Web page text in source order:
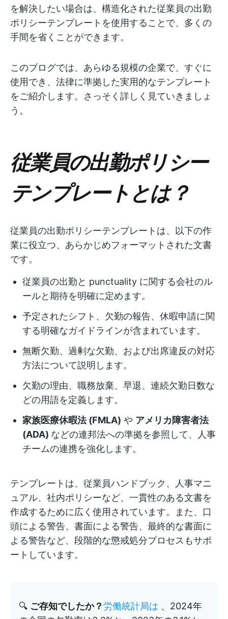
を解決したい場合は、構造化された従業員の出勤
ポリシーテンプレートを使用することで、多くの
手間を省くことができます。
このブログでは、あらゆる規模の企業で、すぐに
使用でき、法律に準拠した実用的なテンプレート
をご紹介します。さっそく詳しく見ていきましょ
う。
従業員の出勤ポリシー
テンプレートとは？
従業員の出勤ポリシーテンプレートは、以下の作
業に役立つ、あらかじめフォーマットされた文書
です。
従業員の出勤と punctuality に関する会社のル
ールと期待を明確に定めます。
予定されたシフト、欠勤の報告、休暇申請に関
する明確なガイドラインが含まれています。
無断欠勤、過剰な欠勤、および出席違反の対応
方法について説明します。
欠勤の理由、職務放棄、早退、連続欠勤日数な
どの用語を定義します。
家族医療休暇法 (FMLA) や アメリカ障害者法
(ADA) などの連邦法への準拠を参照して、人事
チームの連携を強化します。
テンプレートは、従業員ハンドブック、人事マニ
ュアル、社内ポリシーなど、一貫性のある文書を
作成するために広く使用されています。また、口
頭による警告、書面による警告、最終的な書面に
よる警告など、段階的な懲戒処分プロセスもサポ
ートしています。
🔍 ご存知でしたか？労働統計局は 、2024年